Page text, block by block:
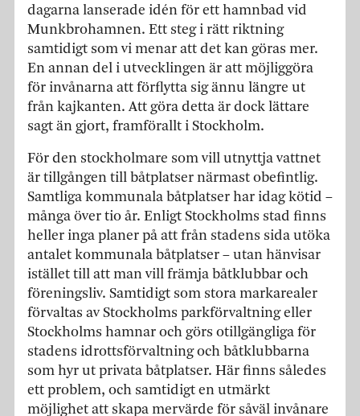
dagarna lanserade idén för ett hamnbad vid
Munkbrohamnen. Ett steg i rätt riktning
samtidigt som vi menar att det kan göras mer.
En annan del i utvecklingen är att möjliggöra
för invånarna att förflytta sig ännu längre ut
från kajkanten. Att göra detta är dock lättare
sagt än gjort, framförallt i Stockholm.
För den stockholmare som vill utnyttja vattnet
är tillgången till båtplatser närmast obefintlig.
Samtliga kommunala båtplatser har idag kötid –
många över tio år. Enligt Stockholms stad finns
heller inga planer på att från stadens sida utöka
antalet kommunala båtplatser – utan hänvisar
istället till att man vill främja båtklubbar och
föreningsliv. Samtidigt som stora markarealer
förvaltas av Stockholms parkförvaltning eller
Stockholms hamnar och görs otillgängliga för
stadens idrottsförvaltning och båtklubbarna
som hyr ut privata båtplatser. Här finns således
ett problem, och samtidigt en utmärkt
möjlighet att skapa mervärde för såväl invånare